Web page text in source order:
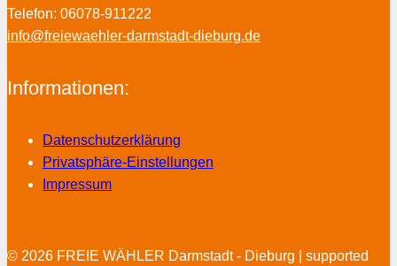
Telefon: 06078-911222
info@freiewaehler-darmstadt-dieburg.de
Informationen:
Datenschutzerklärung
Privatsphäre-Einstellungen
Impressum
© 2026 FREIE WÄHLER Darmstadt - Dieburg | supported